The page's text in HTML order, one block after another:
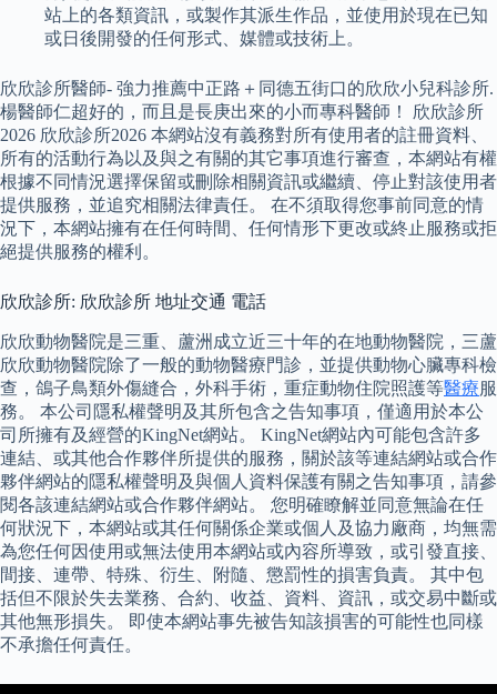
站上的各類資訊，或製作其派生作品，並使用於現在已知
或日後開發的任何形式、媒體或技術上。
欣欣診所醫師- 強力推薦中正路＋同德五街口的欣欣小兒科診所.
楊醫師仁超好的，而且是長庚出來的小而專科醫師！ 欣欣診所
2026 欣欣診所2026 本網站沒有義務對所有使用者的註冊資料、
所有的活動行為以及與之有關的其它事項進行審查，本網站有權
根據不同情況選擇保留或刪除相關資訊或繼續、停止對該使用者
提供服務，並追究相關法律責任。 在不須取得您事前同意的情
況下，本網站擁有在任何時間、任何情形下更改或終止服務或拒
絕提供服務的權利。
欣欣診所: 欣欣診所 地址交通 電話
欣欣動物醫院是三重、蘆洲成立近三十年的在地動物醫院，三蘆
欣欣動物醫院除了一般的動物醫療門診，並提供動物心臟專科檢
查，鴿子鳥類外傷縫合，外科手術，重症動物住院照護等醫療服
務。 本公司隱私權聲明及其所包含之告知事項，僅適用於本公
司所擁有及經營的KingNet網站。 KingNet網站內可能包含許多
連結、或其他合作夥伴所提供的服務，關於該等連結網站或合作
夥伴網站的隱私權聲明及與個人資料保護有關之告知事項，請參
閱各該連結網站或合作夥伴網站。 您明確瞭解並同意無論在任
何狀況下，本網站或其任何關係企業或個人及協力廠商，均無需
為您任何因使用或無法使用本網站或內容所導致，或引發直接、
間接、連帶、特殊、衍生、附隨、懲罰性的損害負責。 其中包
括但不限於失去業務、合約、收益、資料、資訊，或交易中斷或
其他無形損失。 即使本網站事先被告知該損害的可能性也同樣
不承擔任何責任。